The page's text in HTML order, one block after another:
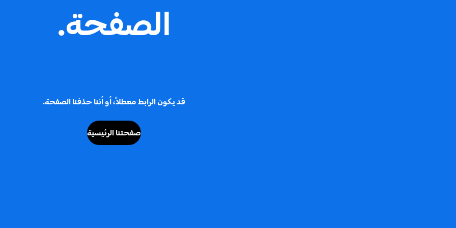
الصفحة.
قد يكون الرابط معطلاً، أو أننا حذفنا الصفحة.
صفحتنا الرئيسية